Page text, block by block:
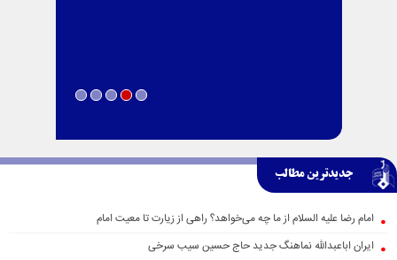
جدیدترین مطالب
امام رضا علیه السلام از ما چه می‌خواهد؟ راهی از زیارت تا معیت امام
ایران اباعبدالله نماهنگ جدید حاج حسین سیب سرخی